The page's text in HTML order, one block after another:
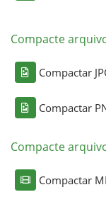
Compacte
Compactar
Compactar
Compacte
Compactar